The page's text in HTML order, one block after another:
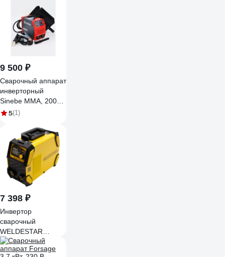
9 500 ₽
Сварочный аппарат
инверторный
Sinebe MMA, 200А
портативный 200
5(1)
7 398 ₽
Инвертор
сварочный
WELDESTAR
СИА-160 МАСТЕР
(220В, 160А,